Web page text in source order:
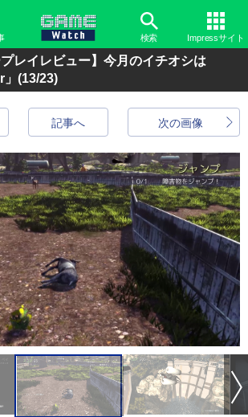
検索 Impressサイト
レイレビュー】今月のイチオシは
(13/23)
次の画像
記事へ